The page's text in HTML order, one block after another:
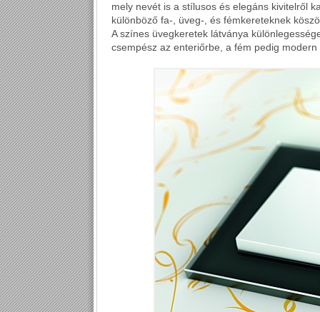
mely nevét is a stílusos és elegáns kivitelről
különböző fa-, üveg-, és fémkereteknek
A színes üvegkeretek látványa
csempész az enteriőrbe, a fém pedig